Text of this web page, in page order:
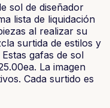
sol de diseñador
lista de liquidación
al realizar su
surtida de estilos y
gafas de sol
La imagen
Cada surtido es